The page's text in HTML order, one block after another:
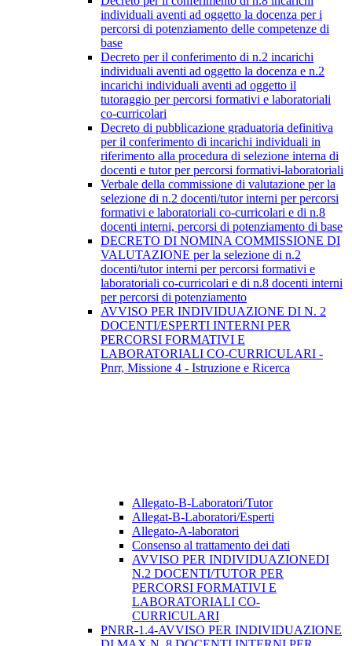
individuali aventi ad oggetto la docenza per i
percorsi di potenziamento delle competenze di
base
Decreto per il conferimento di n.2 incarichi
individuali aventi ad oggetto la docenza e n.2
incarichi individuali aventi ad oggetto il
tutoraggio per percorsi formativi e laboratoriali
co-curricolari
Decreto di pubblicazione graduatoria definitiva
per il conferimento di incarichi individuali in
riferimento alla procedura di selezione interna di
docenti e tutor per percorsi formativi-laboratoriali
Verbale della commissione di valutazione per la
selezione di n.2 docenti/tutor interni per percorsi
formativi e laboratoriali co-curricolari e di n.8
docenti interni, percorsi di potenziamento di base
DECRETO DI NOMINA COMMISSIONE DI
VALUTAZIONE per la selezione di n.2
docenti/tutor interni per percorsi formativi e
laboratoriali co-curricolari e di n.8 docenti interni
per percorsi di potenziamento
AVVISO PER INDIVIDUAZIONE DI N. 2
DOCENTI/ESPERTI INTERNI PER
PERCORSI FORMATIVI E
LABORATORIALI CO-CURRICULARI -
Pnrr, Missione 4 - Istruzione e Ricerca
Allegato-B-Laboratori/Tutor
Allegat-B-Laboratori/Esperti
Allegato-A-laboratori
Consenso al trattamento dei dati
AVVISO PER INDIVIDUAZIONEDI
N.2 DOCENTI/TUTOR PER
PERCORSI FORMATIVI E
LABORATORIALI CO-
CURRICULARI
PNRR-1.4-AVVISO PER INDIVIDUAZIONE